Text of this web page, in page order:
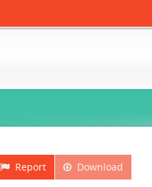
Download
Report